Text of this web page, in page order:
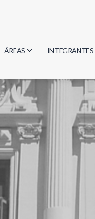
ÁREAS
Biología
Física
Geociencias
Informática
Matemática
INTEGRANTES
Investigadores
Estudiantes
Egresados